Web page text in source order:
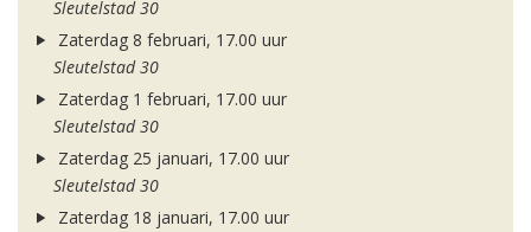
Sleutelstad 30
Zaterdag 8 februari, 17.00 uur
Sleutelstad 30
Zaterdag 1 februari, 17.00 uur
Sleutelstad 30
Zaterdag 25 januari, 17.00 uur
Sleutelstad 30
Zaterdag 18 januari, 17.00 uur